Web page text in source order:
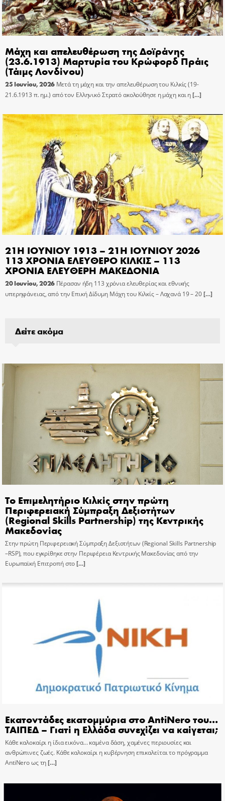
Μάχη και απελευθέρωση της Δοϊράνης
(23.6.1913) Μαρτυρία του Κρώφορδ Πράις
(Τάιμς Λονδίνου)
25 Ιουνίου, 2026 Μετά τη μάχη και την απελευθέρωση του Κιλκίς (19-
21.6.1913 π. ημ.) από τον Ελληνικό Στρατό ακολούθησε η μάχη και η[…]
21Η ΙΟΥΝΙΟΥ 1913 – 21Η ΙΟΥΝΙΟΥ 2026
113 ΧΡΟΝΙΑ ΕΛΕΥΘΕΡΟ ΚΙΛΚΙΣ – 113
ΧΡΟΝΙΑ ΕΛΕΥΘΕΡΗ ΜΑΚΕΔΟΝΙΑ
20 Ιουνίου, 2026 Πέρασαν ήδη 113 χρόνια ελευθερίας και εθνικής
υπερηφάνειας, από την Επική Δίδυμη Μάχη του Κιλκίς – Λαχανά 19 – 20[…]
Δείτε ακόμα
Το Επιμελητήριο Κιλκίς στην πρώτη
Περιφερειακή Σύμπραξη Δεξιοτήτων
(Regional Skills Partnership) της Κεντρικής
Μακεδονίας
Στην πρώτη Περιφερειακή Σύμπραξη Δεξιοτήτων (Regional Skills Partnership
–RSP), που εγκρίθηκε στην Περιφέρεια Κεντρικής Μακεδονίας από την
Ευρωπαϊκή Επιτροπή στο[…]
Εκατοντάδες εκατομμύρια στο AntiNero του…
ΤΑΙΠΕΔ – Γιατί η Ελλάδα συνεχίζει να καίγεται;
Κάθε καλοκαίρι η ίδια εικόνα… καμένα δάση, χαμένες περιουσίες και
ανθρώπινες ζωές. Κάθε καλοκαίρι η κυβέρνηση επικαλείται το πρόγραμμα
AntiNero ως τη[…]